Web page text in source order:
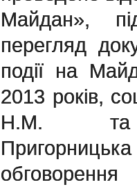
Майдан»,
перегляд
події на
2013 років,
Н.М. та
обговорення